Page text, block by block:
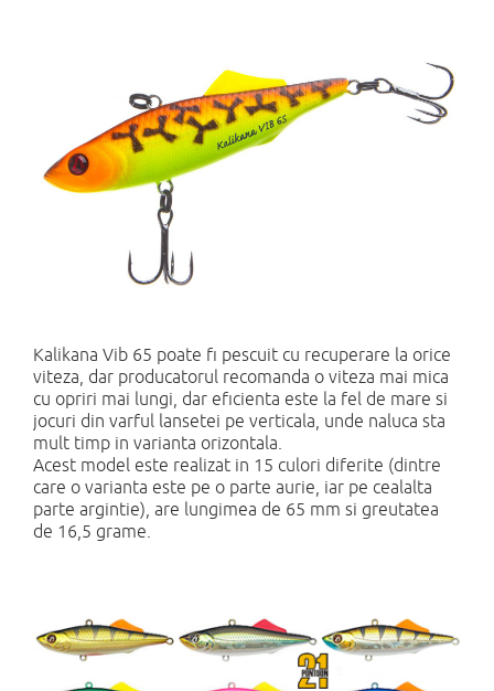
Kalikana Vib 65 poate fi pescuit cu recuperare la orice
viteza, dar producatorul recomanda o viteza mai mica
cu opriri mai lungi, dar eficienta este la fel de mare si
jocuri din varful lansetei pe verticala, unde naluca sta
mult timp in varianta orizontala.
Acest model este realizat in 15 culori diferite (dintre
care o varianta este pe o parte aurie, iar pe cealalta
parte argintie), are lungimea de 65 mm si greutatea
de 16,5 grame.